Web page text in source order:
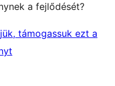
a fejlődését?
támogassuk ezt a